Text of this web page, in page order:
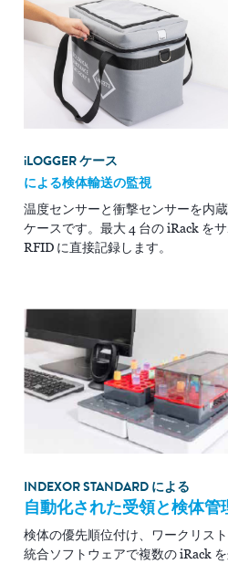
iLOGGER ケース
による検体輸送の監視
温度センサーと衝撃センサーを内
ケースです。最大 4 台の iRack を
RFID に直接記録します。
INDEXOR STANDARD による
自動化された受領と検体管
検体の優先順位付け、ワークリス
統合ソフトウェアで複数の iRack